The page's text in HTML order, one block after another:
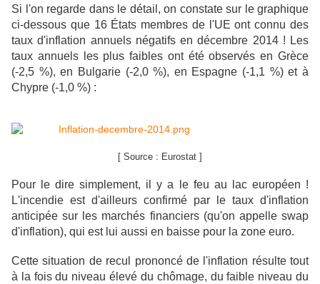
Si l'on regarde dans le détail, on constate sur le graphique
ci-dessous que 16 États membres de l'UE ont connu des
taux d'inflation annuels négatifs en décembre 2014 ! Les
taux annuels les plus faibles ont été observés en Grèce
(-2,5 %), en Bulgarie (-2,0 %), en Espagne (-1,1 %) et à
Chypre (-1,0 %) :
[ Source : Eurostat ]
Pour le dire simplement, il y a le feu au lac européen !
L'incendie est d'ailleurs confirmé par le taux d'inflation
anticipée sur les marchés financiers (qu'on appelle swap
d'inflation), qui est lui aussi en baisse pour la zone euro.
Cette situation de recul prononcé de l'inflation résulte tout
à la fois du niveau élevé du chômage, du faible niveau du